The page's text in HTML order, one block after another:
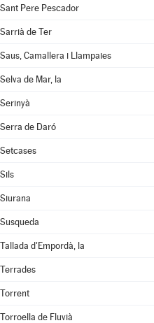
Sant Pere Pescador
Sarrià de Ter
Saus, Camallera i Llampaies
Selva de Mar, la
Serinyà
Serra de Daró
Setcases
Sils
Siurana
Susqueda
Tallada d'Empordà, la
Terrades
Torrent
Torroella de Fluvià